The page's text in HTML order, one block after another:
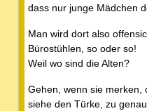
dass nur junge Mädchen
Man wird dort also
Bürostühlen, so oder so!
Weil wo sind die Alten?
Gehen, wenn sie merken,
siehe den Türke, zu